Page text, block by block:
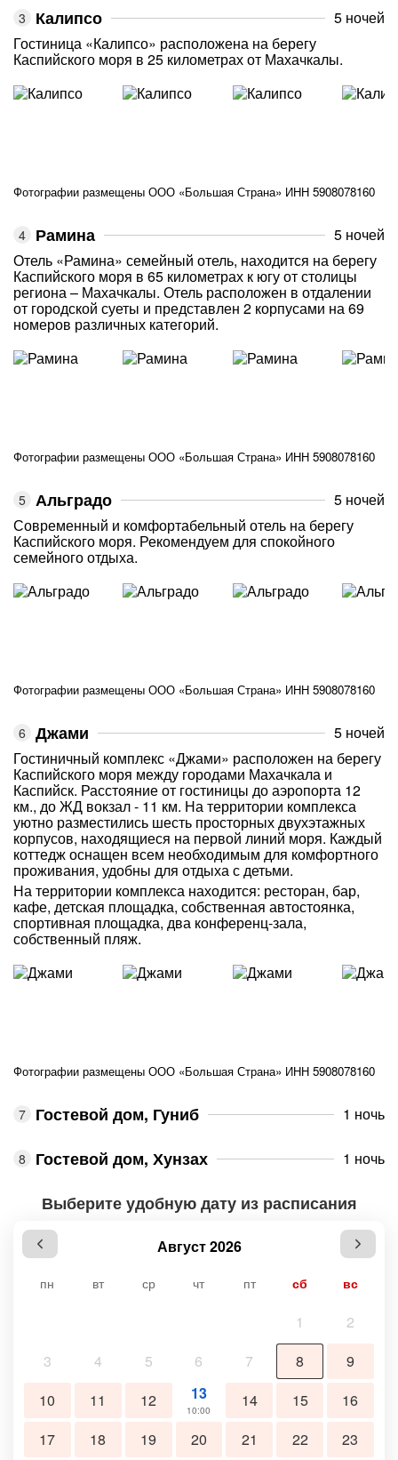
Калипсо
5 ночей
Гостиница «Калипсо» расположена на берегу
Каспийского моря в 25 километрах от Махачкалы.
Фотографии размещены ООО «Большая Страна» ИНН 5908078160
Рамина
5 ночей
Отель «Рамина» семейный отель, находится на берегу
Каспийского моря в 65 километрах к югу от столицы
региона – Махачкалы. Отель расположен в отдалении
от городской суеты и представлен 2 корпусами на 69
номеров различных категорий.
Фотографии размещены ООО «Большая Страна» ИНН 5908078160
Альградо
5 ночей
Современный и комфортабельный отель на берегу
Каспийского моря. Рекомендуем для спокойного
семейного отдыха.
Фотографии размещены ООО «Большая Страна» ИНН 5908078160
Джами
5 ночей
Гостиничный комплекс «Джами» расположен на берегу
Каспийского моря между городами Махачкала и
Каспийск. Расстояние от гостиницы до аэропорта 12
км., до ЖД вокзал - 11 км. На территории комплекса
уютно разместились шесть просторных двухэтажных
корпусов, находящиеся на первой линий моря. Каждый
коттедж оснащен всем необходимым для комфортного
проживания, удобны для отдыха с детьми.
На территории комплекса находится: ресторан, бар,
кафе, детская площадка, собственная автостоянка,
спортивная площадка, два конференц-зала,
собственный пляж.
Фотографии размещены ООО «Большая Страна» ИНН 5908078160
Гостевой дом, Гуниб 1 ночь
Гостевой дом, Хунзах 1 ночь
Выберите удобную дату из расписания
Август 2026
пн вт ср чт пт сб вс
1
2
3
4 5 6 7 8
9
10
11 12 13
10:00 14 15
16
17
18 19 20 21 22
23